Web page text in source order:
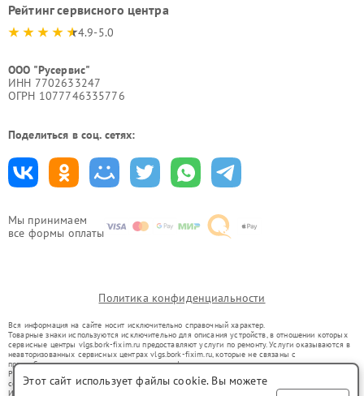
Мы принимаем
все формы оплаты
Рейтинг сервисного центра
4.9-5.0
ООО "Русервис"
ИНН 7702633247
ОГРН 1077746335776
Поделиться в соц. сетях:
Политика конфиденциальности
Вся информация на сайте носит исключительно справочный характер.
Товарные знаки используются исключительно для описания устройств, в отношении которых
сервисные центры vlgs.bork-fixim.ru предоставляют услуги по ремонту. Услуги оказываются в
неавторизованных сервисных центрах vlgs.bork-fixim.ru, которые не связаны с
правообладателями товарных знаков или их официальными представителями.
Ремонт осуществляется для устройств, уже введенных в гражданский оборот в соответствии
со статьей 1487 ГК РФ.
Использование товарных знаков не преследует цели индивидуализации услуг или введения
Этот сайт использует файлы cookie. Вы можете